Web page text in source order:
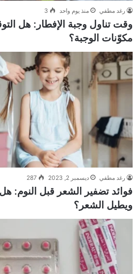
رغد مطفي منذ يوم واحد 3
وقت تناول وجبة الإفطار: هل
مكوّنات الوجبة؟
رغد مطفي ديسمبر 2, 2023 287
فوائد تضفير الشعر قبل النوم:
ويطيل الشعر؟